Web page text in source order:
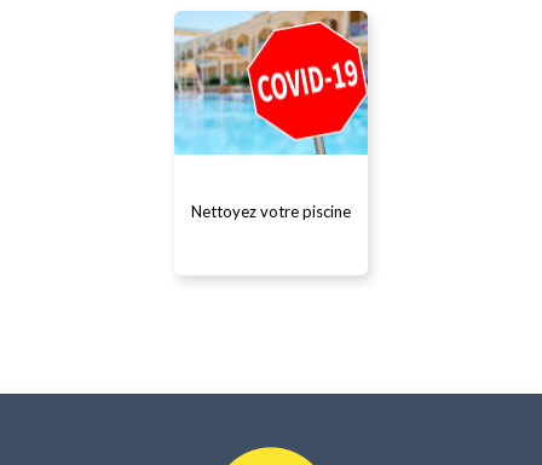
Nettoyez votre piscine